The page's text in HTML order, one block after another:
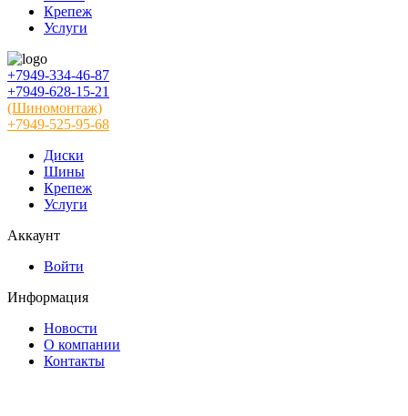
Крепеж
Услуги
+7949-334-46-87
+7949-628-15-21
(Шиномонтаж)
+7949-525-95-68
Диски
Шины
Крепеж
Услуги
Аккаунт
Войти
Информация
Новости
О компании
Контакты